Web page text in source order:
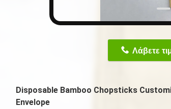
Λάβετε
Disposable Bamboo Chopsticks
Envelope